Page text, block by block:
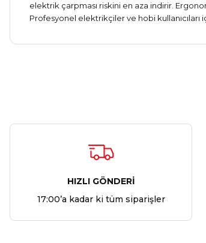
elektrik çarpması riskini en aza indirir.
Profesyonel elektrikçiler ve hobi
HIZLI GÖNDERİ
17:00’a kadar ki tüm siparişler